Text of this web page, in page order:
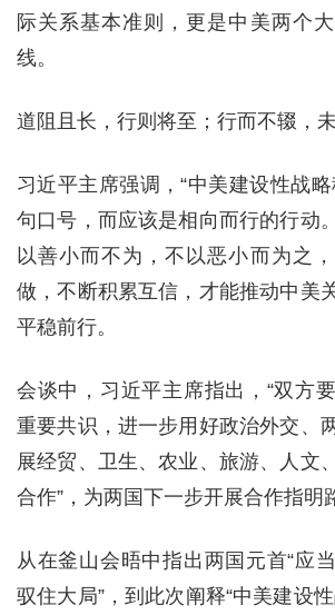
际关系基本准则，更是中美两个
线。
道阻且长，行则将至；行而不辍，未
习近平主席强调，“中美建设性战
句口号，而应该是相向而行的行动
以善小而不为，不以恶小而为之
做，不断积累互信，才能推动中美
平稳前行。
会谈中，习近平主席指出，“双方
重要共识，进一步用好政治外交、
展经贸、卫生、农业、旅游、人文
合作”，为两国下一步开展合作指明
从在釜山会晤中指出两国元首“应
驭住大局”，到此次阐释“中美建设